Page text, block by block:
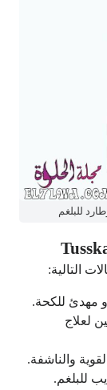
مهدئ للكحة.
لعلاج
والناشفة.
للبلغم.